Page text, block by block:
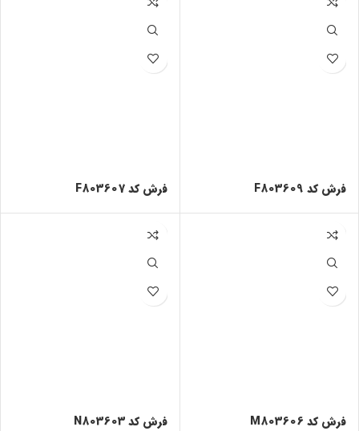
فرش کد F803609 فرش کد F803607
فرش کد M803606 فرش کد N803603